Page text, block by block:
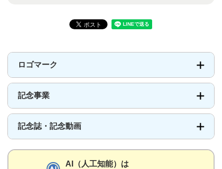
ロゴマーク
記念事業
記念誌・記念動画
AI（人工知能）は